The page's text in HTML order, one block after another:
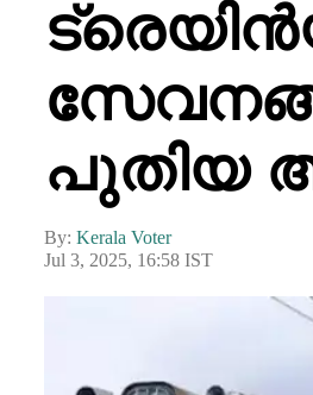
പുതിയ
By: Kerala Voter
Jul 3, 2025, 16:58 IST